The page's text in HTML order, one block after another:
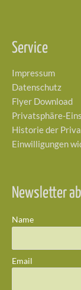
Service
Impressum
Datenschutz
Flyer Download
Privatsphäre-
Historie der
Einwilligungen
Newsletter
Name
Email